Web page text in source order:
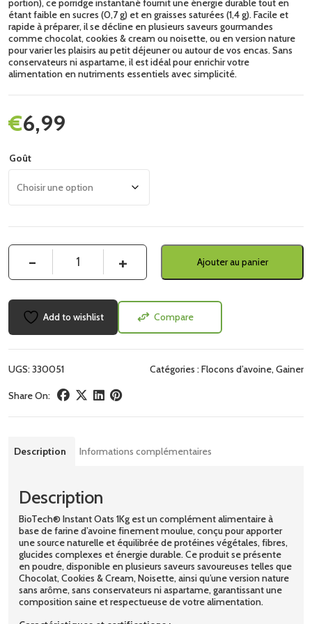
étant faible en sucres (0,7 g) et en graisses saturées (1,4 g). Facile et
rapide à préparer, il se décline en plusieurs saveurs gourmandes
comme chocolat, cookies & cream ou noisette, ou en version nature
pour varier les plaisirs au petit déjeuner ou autour de vos encas. Sans
conservateurs ni aspartame, il est idéal pour enrichir votre
alimentation en nutriments essentiels avec simplicité.
6,99
€
Goût
Ajouter au panier
Add to wishlist Compare
UGS:330051 Catégories :Flocons d’avoine, Gainer
Share On:
Description Informations complémentaires
Description
BioTech® Instant Oats 1Kg est un complément alimentaire à
base de farine d’avoine finement moulue, conçu pour apporter
une source naturelle et équilibrée de protéines végétales, fibres,
glucides complexes et énergie durable. Ce produit se présente
en poudre, disponible en plusieurs saveurs savoureuses telles que
Chocolat, Cookies & Cream, Noisette, ainsi qu’une version nature
sans arôme, sans conservateurs ni aspartame, garantissant une
composition saine et respectueuse de votre alimentation.